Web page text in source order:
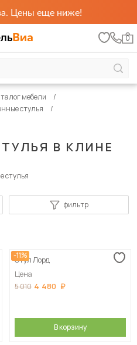
Цены еще ниже!
0
В КЛИНЕ
мебели
стулья
стулья
фильтр
-11%
Стул Лорд
Цена
5 010 4 480
В корзину